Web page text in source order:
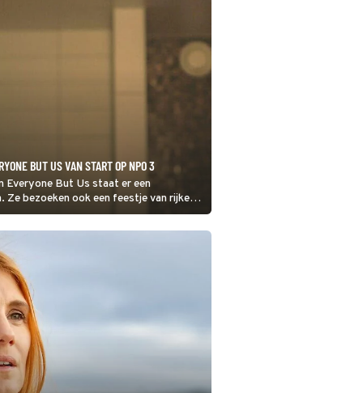
BUT US VAN START OP NPO 3
Everyone But Us staat er een
Ze bezoeken ook een feestje van rijke
ex op de stoep staat.